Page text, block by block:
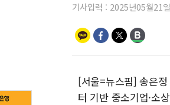
기사입력 : 2025년05월21
[서울=뉴스핌] 송은
터 기반 중소기업·소